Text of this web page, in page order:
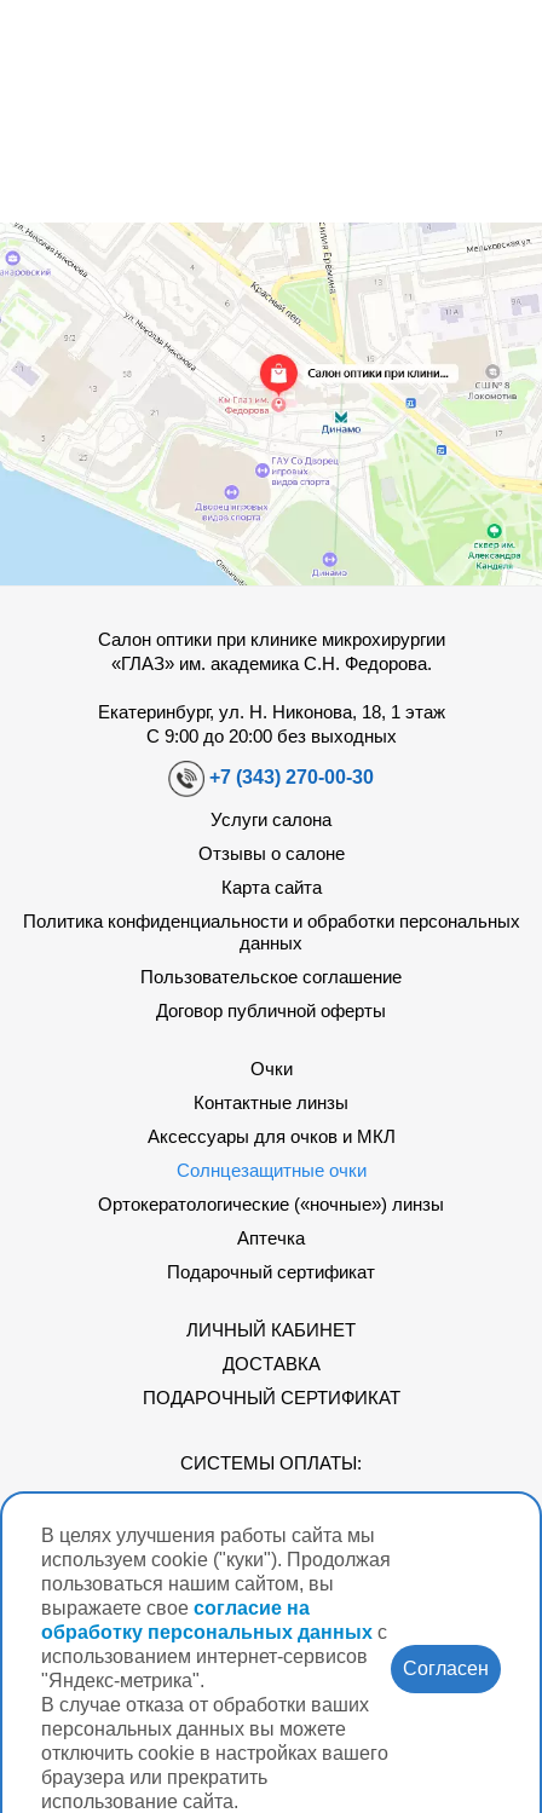
В целях улучшения работы сайта мы
используем cookie ("куки"). Продолжая
пользоваться нашим сайтом, вы
выражаете свое согласие на
обработку персональных данных с
использованием интернет-сервисов
"Яндекс-метрика".
В случае отказа от обработки ваших
персональных данных вы можете
отключить cookie в настройках вашего
браузера или прекратить
использование сайта.
Согласен
Салон оптики при клинике микрохирургии
«ГЛАЗ» им. академика С.Н. Федорова.
Екатеринбург, ул. Н. Никонова, 18, 1 этаж
С 9:00 до 20:00 без выходных
+7 (343) 270-00-30
Услуги салона
Отзывы о салоне
Карта сайта
Политика конфиденциальности и обработки персональных
данных
Пользовательское соглашение
Договор публичной оферты
Очки
Контактные линзы
Аксессуары для очков и МКЛ
Солнцезащитные очки
Ортокератологические («ночные») линзы
Аптечка
Подарочный сертификат
ЛИЧНЫЙ КАБИНЕТ
ДОСТАВКА
ПОДАРОЧНЫЙ СЕРТИФИКАТ
СИСТЕМЫ ОПЛАТЫ:
Мы в соцсетях
Версия для
Нужна помощь?
Разработка интернет-магазина Вебформат